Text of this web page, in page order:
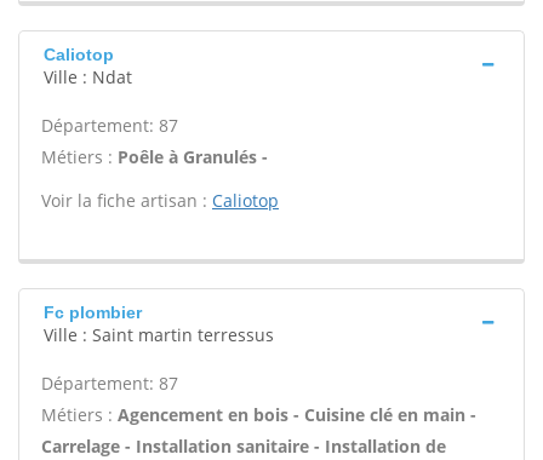
Caliotop
Ville : Ndat
Département: 87
Métiers : Poêle à Granulés -
Voir la fiche artisan : Caliotop
Fc plombier
Ville : Saint martin terressus
Département: 87
Métiers : Agencement en bois - Cuisine clé en main -
Carrelage - Installation sanitaire - Installation de